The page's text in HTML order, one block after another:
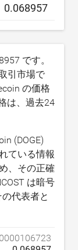
です。
引市場で
の価格
は、過去24
(DOGE)
ている情報
、その正確
は暗号
代表者と